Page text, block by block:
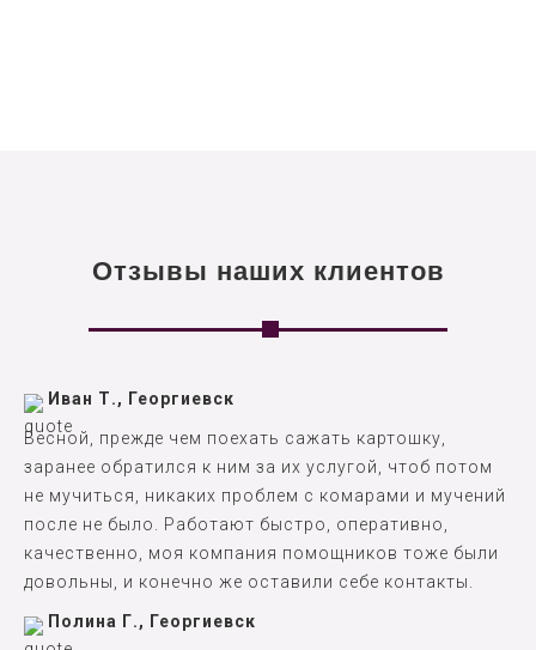
Отзывы наших клиентов
Иван Т., Георгиевск
Весной, прежде чем поехать сажать картошку,
заранее обратился к ним за их услугой, чтоб потом
не мучиться, никаких проблем с комарами и мучений
после не было. Работают быстро, оперативно,
качественно, моя компания помощников тоже были
довольны, и конечно же оставили себе контакты.
Полина Г., Георгиевск